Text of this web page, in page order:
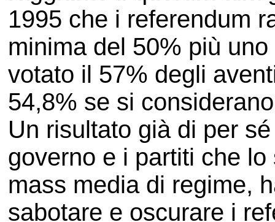
1995 che i referendum
minima del 50% più
votato il 57% degli
54,8% se si
Un risultato già di per
governo e i partiti che
mass media di regime,
sabotare e oscurare i